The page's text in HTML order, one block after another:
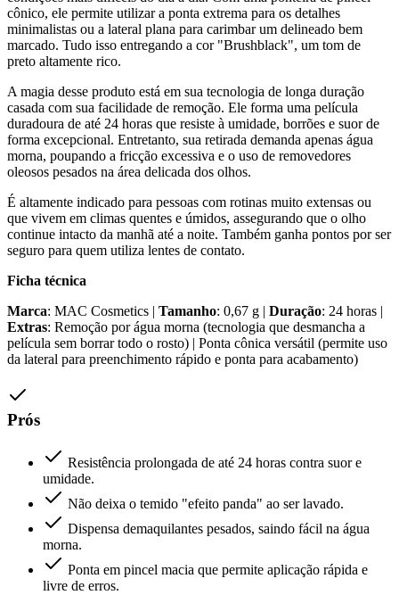
cônico, ele permite utilizar a ponta extrema para os detalhes
minimalistas ou a lateral plana para carimbar um delineado bem
marcado. Tudo isso entregando a cor "Brushblack", um tom de
preto altamente rico.
A magia desse produto está em sua tecnologia de longa duração
casada com sua facilidade de remoção. Ele forma uma película
duradoura de até 24 horas que resiste à umidade, borrões e suor de
forma excepcional. Entretanto, sua retirada demanda apenas água
morna, poupando a fricção excessiva e o uso de removedores
oleosos pesados na área delicada dos olhos.
É altamente indicado para pessoas com rotinas muito extensas ou
que vivem em climas quentes e úmidos, assegurando que o olho
continue intacto da manhã até a noite. Também ganha pontos por ser
seguro para quem utiliza lentes de contato.
Ficha técnica
Marca: MAC Cosmetics | Tamanho: 0,67 g | Duração: 24 horas |
Extras: Remoção por água morna (tecnologia que desmancha a
película sem borrar todo o rosto) | Ponta cônica versátil (permite uso
da lateral para preenchimento rápido e ponta para acabamento)
Prós
Resistência prolongada de até 24 horas contra suor e
umidade.
Não deixa o temido "efeito panda" ao ser lavado.
Dispensa demaquilantes pesados, saindo fácil na água
morna.
Ponta em pincel macia que permite aplicação rápida e
livre de erros.